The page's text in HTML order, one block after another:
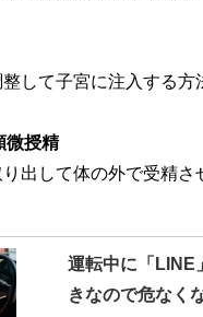
して子宮に注入する方
微授精
出して体の外で受精
運転中に「LINE
きなので危なく